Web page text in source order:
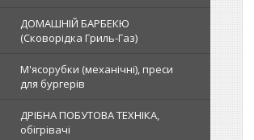
ДОМАШНІЙ БАРБЕКЮ
(Сковорідка Гриль-Газ)
М'ясорубки (механічні), преси
для бургерів
ДРІБНА ПОБУТОВА ТЕХНІКА,
обігрівачі